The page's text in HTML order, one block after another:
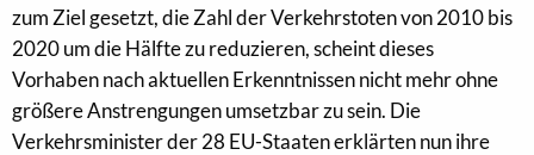
zum Ziel gesetzt, die Zahl der Verkehrstoten von 2010 bis
2020 um die Hälfte zu reduzieren, scheint dieses
Vorhaben nach aktuellen Erkenntnissen nicht mehr ohne
größere Anstrengungen umsetzbar zu sein. Die
Verkehrsminister der 28 EU-Staaten erklärten nun ihre